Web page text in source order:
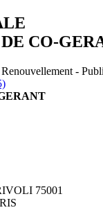
CO-
-
75001